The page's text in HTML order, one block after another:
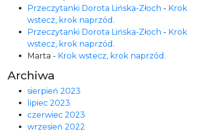
Przeczytanki Dorota Lińska-Złoch - Krok
wstecz, krok naprzód.
Przeczytanki Dorota Lińska-Złoch - Krok
wstecz, krok naprzód.
Marta - Krok wstecz, krok naprzód.
Archiwa
sierpień 2023
lipiec 2023
czerwiec 2023
wrzesień 2022